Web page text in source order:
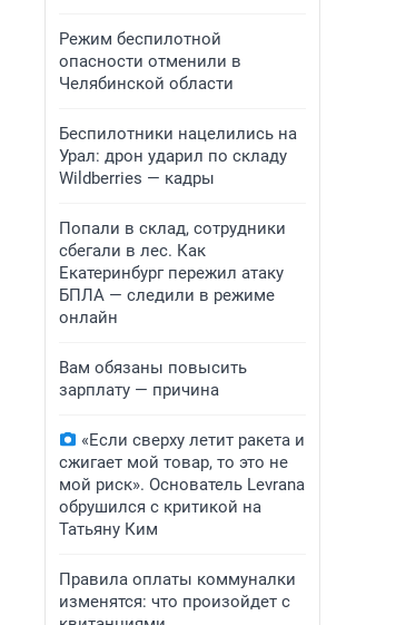
Режим беспилотной
опасности отменили в
Челябинской области
Беспилотники нацелились на
Урал: дрон ударил по складу
Wildberries — кадры
Попали в склад, сотрудники
сбегали в лес. Как
Екатеринбург пережил атаку
БПЛА — следили в режиме
онлайн
Вам обязаны повысить
зарплату — причина
«Если сверху летит ракета и
сжигает мой товар, то это не
мой риск». Основатель Levrana
обрушился с критикой на
Татьяну Ким
Правила оплаты коммуналки
изменятся: что произойдет с